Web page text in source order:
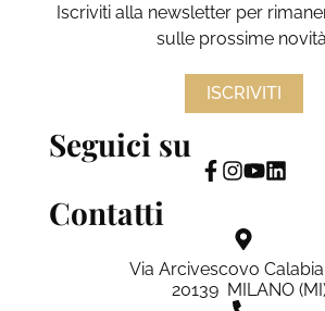
Contatti
Via Arcivescovo
20139 MILANO
Seguici su
Iscriviti alla newsletter per
sulle prossime
ISCRIVITI